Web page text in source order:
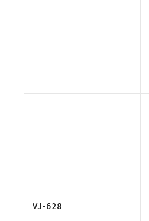
VJ-628